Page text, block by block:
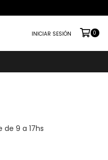
INICIAR SESIÓN 0
de 9 a 17hs